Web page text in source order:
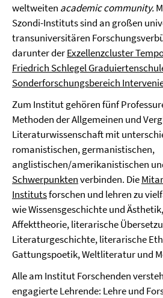
weltweiten academic community.
Szondi-Instituts sind an großen
transuniversitären
darunter derExzellenzcluster
Friedrich Schlegel
Sonderforschungsbereich
Zum Institut gehören fünf
Methoden der Allgemeinen und
Literaturwissenschaft mit
romanistischen, germanistischen,
anglistischen/amerikanistischen
Schwerpunktenverbinden. Die
Institutsforschen und lehren zu
wie Wissensgeschichte und
Affekttheorie, literarische
Literaturgeschichte, literarische
Gattungspoetik, Weltliteratur und
Alle am Institut Forschenden
engagierte Lehrende: Lehre und